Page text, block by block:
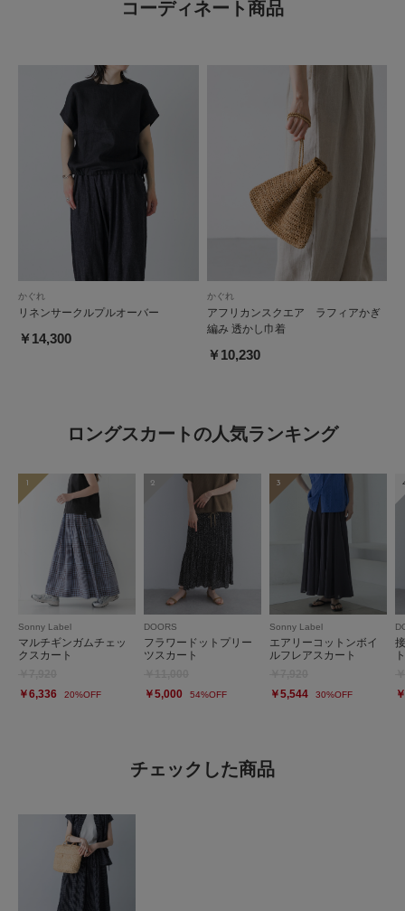
コーディネート商品
かぐれ
リネンサークルプルオーバー
￥14,300
かぐれ
アフリカンスクエア ラフィアかぎ
編み 透かし巾着
￥10,230
ロングスカートの人気ランキング
1
Sonny Label
マルチギンガムチェッ
クスカート
￥6,336
20%OFF
2
DOORS
フラワードットプリー
ツスカート
￥5,000
54%OFF
3
Sonny Label
エアリーコットンボイ
ルフレアスカート
￥5,544
30%OFF
チェックした商品